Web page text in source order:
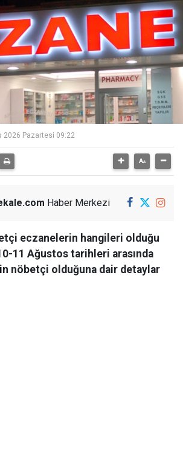
2026 Pazartesi 09:22
Haber Merkezi
eczanelerin hangileri olduğu
11 Ağustos tarihleri arasında
nöbetçi olduğuna dair detaylar